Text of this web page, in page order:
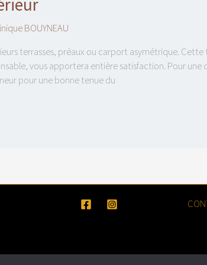
BOUYNEAU
terrasses, préaux ou carport asymétrique.
vous apportera entière satisfaction. Pour
pour une bonne tenue du